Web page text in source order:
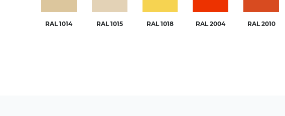
RAL 1014 RAL 1015 RAL 1018 RAL 2004 RAL 2010